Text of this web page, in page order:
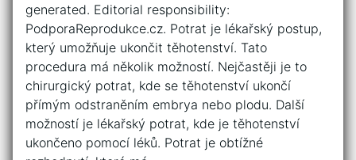
generated. Editorial responsibility:
PodporaReprodukce.cz. Potrat je lékařský postup,
který umožňuje ukončit těhotenství. Tato
procedura má několik možností. Nejčastěji je to
chirurgický potrat, kde se těhotenství ukončí
přímým odstraněním embrya nebo plodu. Další
možností je lékařský potrat, kde je těhotenství
ukončeno pomocí léků. Potrat je obtížné